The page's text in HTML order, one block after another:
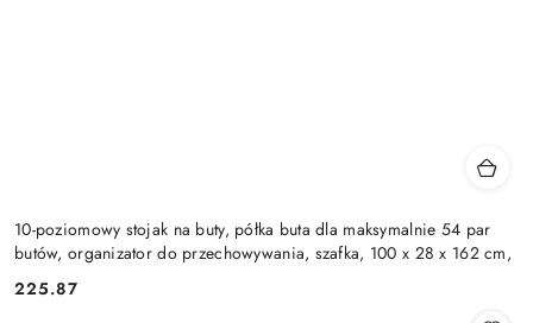
10-poziomowy stojak na buty, półka buta dla maksymalnie 54 par
butów, organizator do przechowywania, szafka, 100 x 28 x 162 cm,
Cena:
225.87